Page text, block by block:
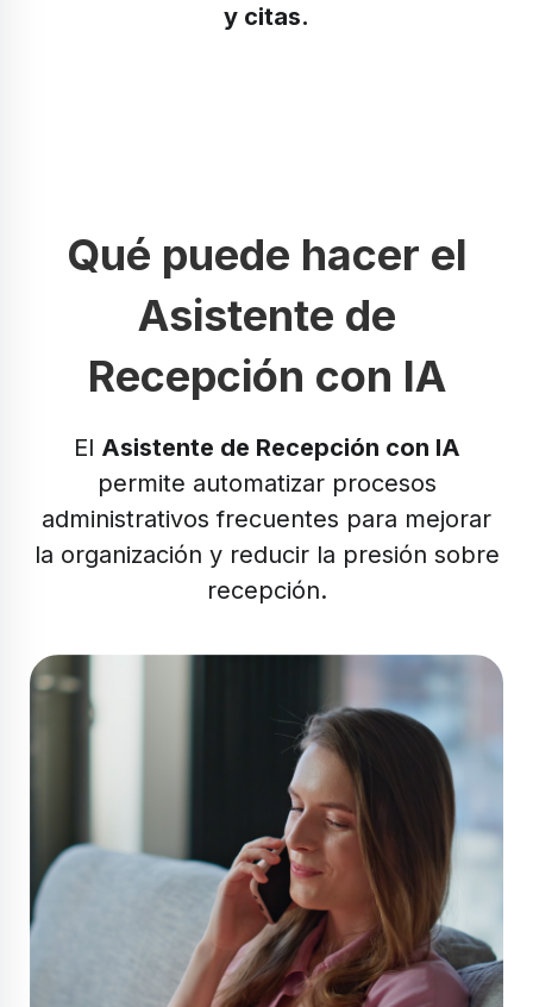
y citas.
Qué puede hacer el
Asistente de
Recepción con IA
El Asistente de Recepción con IA
permite automatizar procesos
administrativos frecuentes para mejorar
la organización y reducir la presión sobre
recepción.